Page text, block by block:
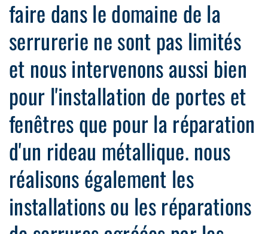
faire dans le domaine de la
serrurerie ne sont pas limités
et nous intervenons aussi bien
pour l'installation de portes et
fenêtres que pour la réparation
d'un rideau métallique. nous
réalisons également les
installations ou les réparations